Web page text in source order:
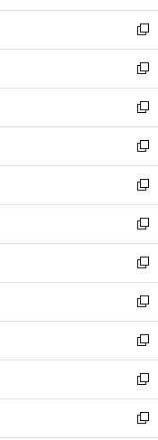
開
く
ウ
で
開
く
ン
ド
ウ
で
開
く
ウ
ィ
ン
ド
ウ
で
開
く
新
し
い
ウ
ィ
ン
ド
ウ
で
開
く
新
し
い
ウ
ィ
ン
ド
ウ
で
開
く
新
し
い
ウ
ィ
ン
ド
ウ
で
開
く
新
し
い
ウ
ィ
ン
ド
ウ
で
開
く
新
し
い
ウ
ィ
ン
ド
ウ
で
開
く
新
し
い
ウ
ィ
ン
ド
ウ
で
開
く
新
し
い
ウ
ィ
ン
ド
ウ
で
新
し
い
ウ
ィ
ン
ド
新
し
い
ウ
ィ
新
し
い
新